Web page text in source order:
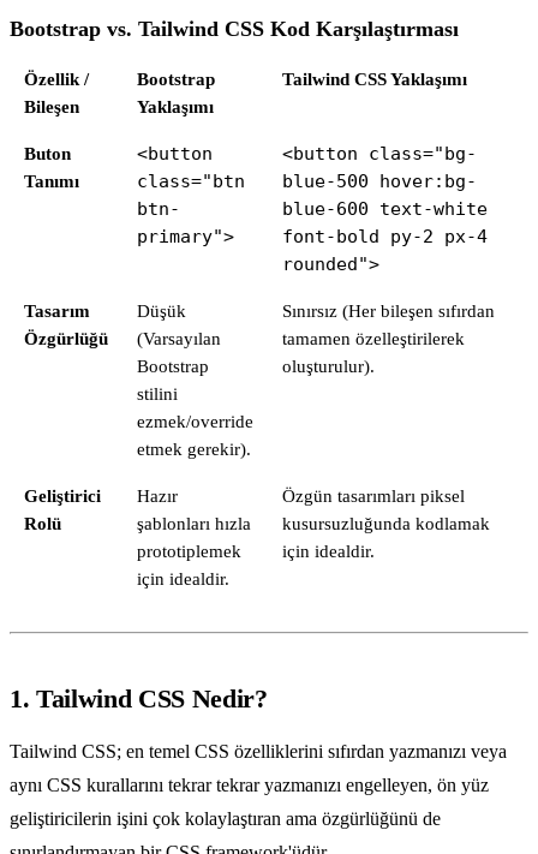
Bootstrap vs. Tailwind CSS Kod Karşılaştırması
Özellik /
Bileşen
Bootstrap
Yaklaşımı
Tailwind CSS Yaklaşımı
Buton
Tanımı
<button
class="btn
btn-
primary">
<button class="bg-
blue-500 hover:bg-
blue-600 text-white
font-bold py-2 px-4
rounded">
Tasarım
Özgürlüğü
Düşük
(Varsayılan
Bootstrap
stilini
ezmek/override
etmek gerekir).
Sınırsız (Her bileşen sıfırdan
tamamen özelleştirilerek
oluşturulur).
Geliştirici
Rolü
Hazır
şablonları hızla
prototiplemek
için idealdir.
Özgün tasarımları piksel
kusursuzluğunda kodlamak
için idealdir.
1. Tailwind CSS Nedir?
Tailwind CSS; en temel CSS özelliklerini sıfırdan yazmanızı veya
aynı CSS kurallarını tekrar tekrar yazmanızı engelleyen, ön yüz
geliştiricilerin işini çok kolaylaştıran ama özgürlüğünü de